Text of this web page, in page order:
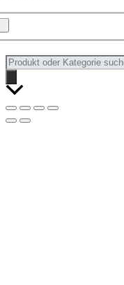
Products
search